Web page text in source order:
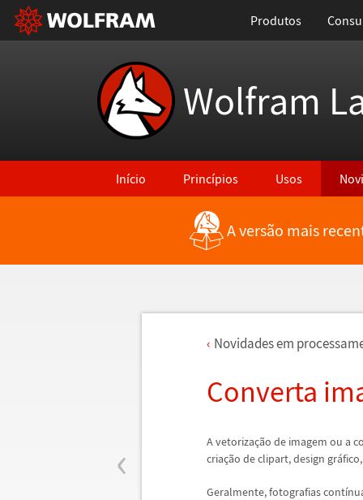
Produtos
Wolfram
Início Princípios Usos
A versão mais
‹
Novidades em
Converta
A vetorização de imagem ou a
criação de clipart, design grá
Geralmente, fotografias contí